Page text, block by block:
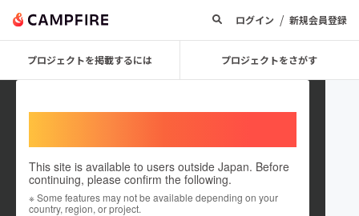
ログイン / 新規会員登録
プロジェクトを掲載するには プロジェクトをさがす
This site is available to users outside Japan. Before
continuing, please confirm the following.
※ Some features may not be available depending on your
country, region, or project.
しがとせかい株式会社